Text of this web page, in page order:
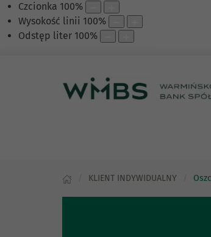
Czcionka 100%
Wysokość linii 100%
Odstęp liter 100%
KLIENT INDYWIDUALNY